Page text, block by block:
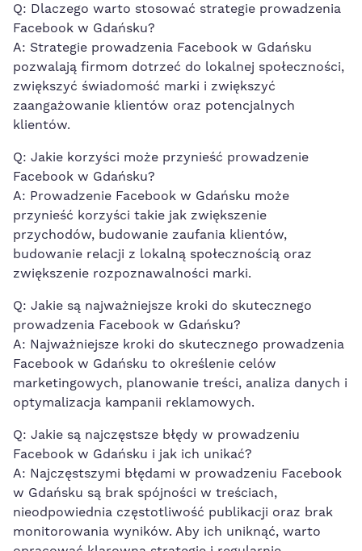
Q: Dlaczego warto stosować ⁤strategie ⁤prowadzenia
Facebook w Gdańsku?
A: Strategie prowadzenia Facebook w Gdańsku
pozwalają firmom dotrzeć do lokalnej społeczności,
zwiększyć świadomość marki i zwiększyć
zaangażowanie klientów ​oraz potencjalnych
klientów.
Q: Jakie korzyści może przynieść prowadzenie
Facebook ‌w ‌Gdańsku?
A: Prowadzenie Facebook w Gdańsku może⁤
przynieść korzyści takie jak zwiększenie
przychodów, budowanie zaufania klientów,
budowanie relacji z lokalną społecznością oraz
zwiększenie ⁢rozpoznawalności marki.
Q: Jakie są najważniejsze kroki do‍ skutecznego
prowadzenia Facebook w​ Gdańsku?
A:​ Najważniejsze kroki do ⁤skutecznego ​prowadzenia
Facebook w Gdańsku to określenie celów⁢
marketingowych, planowanie treści, analiza danych i
⁤optymalizacja kampanii reklamowych.
Q: Jakie są najczęstsze błędy w ‍prowadzeniu
Facebook w Gdańsku i jak ⁤ich unikać?
A: Najczęstszymi błędami w prowadzeniu Facebook⁤
w Gdańsku są brak spójności w treściach,
nieodpowiednia częstotliwość publikacji oraz brak⁣
monitorowania wyników.​ Aby ich uniknąć, ⁢warto